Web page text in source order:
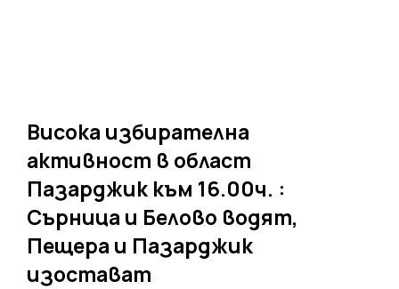
Висока избирателна
активност в област
Пазарджик към 16.00ч. :
Сърница и Белово водят,
Пещера и Пазарджик
изостават